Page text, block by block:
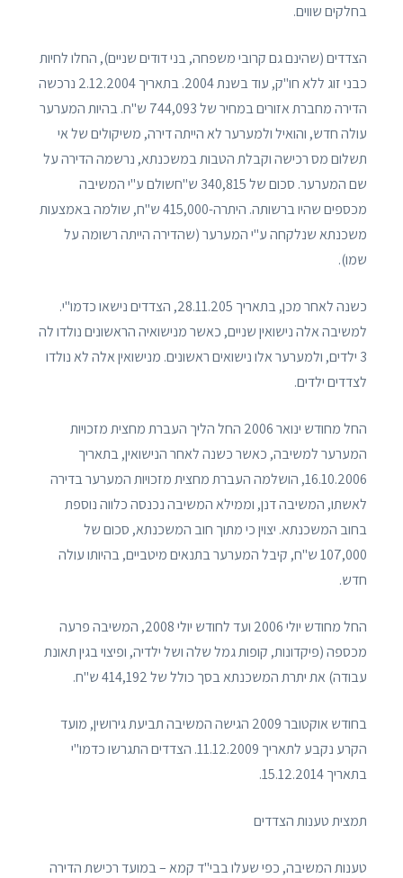
בחלקים שווים.
הצדדים (שהינם גם קרובי משפחה, בני דודים שניים), החלו לחיות
כבני זוג ללא חו"ק, עוד בשנת 2004. בתאריך 2.12.2004 נרכשה
הדירה מחברת אזורים במחיר של 744,093 ש"ח. בהיות המערער
עולה חדש, והואיל ולמערער לא הייתה דירה, משיקולים של אי
תשלום מס רכישה וקבלת הטבות במשכנתא, נרשמה הדירה על
שם המערער. סכום של 340,815 ש"חשולם ע"י המשיבה
מכספים שהיו ברשותה. היתרה-415,000 ש"ח, שולמה באמצעות
משכנתא שנלקחה ע"י המערער (שהדירה הייתה רשומה על
שמו).
כשנה לאחר מכן, בתאריך 28.11.205, הצדדים נישאו כדמו"י.
למשיבה אלה נישואין שניים, כאשר מנישואיה הראשונים נולדו לה
3 ילדים, ולמערער אלו נישואים ראשונים. מנישואין אלה לא נולדו
לצדדים ילדים.
החל מחודש ינואר 2006 החל הליך העברת מחצית מזכויות
המערער למשיבה, כאשר כשנה לאחר הנישואין, בתאריך
16.10.2006, הושלמה העברת מחצית מזכויות המערער בדירה
לאשתו, המשיבה דנן, וממילא המשיבה נכנסה כלווה נוספת
בחוב המשכנתא. יצוין כי מתוך חוב המשכנתא, סכום של
107,000 ש"ח, קיבל המערער בתנאים מיטביים, בהיותו עולה
חדש.
החל מחודש יולי 2006 ועד לחודש יולי 2008, המשיבה פרעה
מכספה (פיקדונות, קופות גמל שלה ושל ילדיה, ופיצוי בגין תאונת
עבודה) את יתרת המשכנתא בסך כולל של 414,192 ש"ח.
בחודש אוקטובר 2009 הגישה המשיבה תביעת גירושין, מועד
הקרע נקבע לתאריך 11.12.2009. הצדדים התגרשו כדמו"י
בתאריך 15.12.2014.
תמצית טענות הצדדים
טענות המשיבה, כפי שעלו בבי"ד קמא – במועד רכישת הדירה